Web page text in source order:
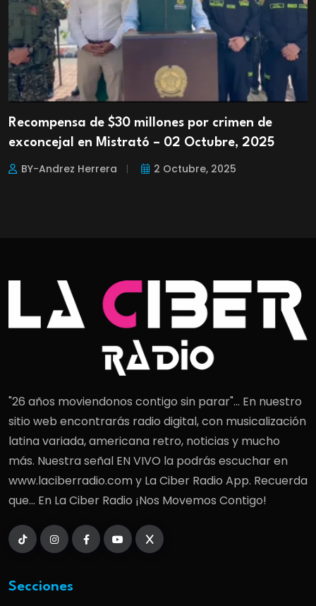
Recompensa de $30 millones por crimen de
exconcejal en Mistrató – 02 Octubre, 2025
BY-Andrez Herrera 2 Octubre, 2025
"26 años moviendonos contigo sin parar"... En nuestro
sitio web encontrarás radio digital, con musicalización
latina variada, americana retro, noticias y mucho
más. Nuestra señal EN VIVO la podrás escuchar en
www.laciberradio.com y La Ciber Radio App. Recuerda
que... En La Ciber Radio ¡Nos Movemos Contigo!
Secciones